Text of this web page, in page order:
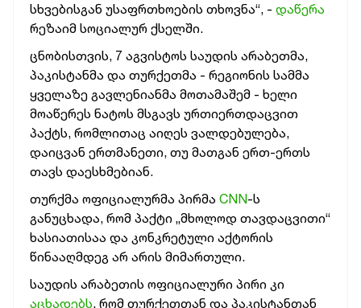
სხვებისგან უსაფრთხოების თხოვნა“, - დაწერა
რეზაიმ სოციალურ ქსელში.
ცნობისთვის, 7 აგვისტოს საუდის არაბეთმა,
პაკისტანმა და თურქეთმა - რეგიონის სამმა
ყველაზე გავლენიანმა მოთამაშემ - ხელი
მოაწერეს ნატოს მსგავს ურთიერთდაცვით
პაქტს, რომლითაც აიღეს ვალდებულება,
დაიცვან ერთმანეთი, თუ მათგან ერთ-ერთს
თავს დაესხმებიან.
თურქმა ოფიციალურმა პირმა CNN-ს
განუცხადა, რომ პაქტი „მხოლოდ თავდაცვითი“
ხასიათისაა და კონკრეტული აქტორის
წინააღმდეგ არ არის მიმართული.
საუდის არაბეთის ოფიციალური პირი კი
აცხადებს, რომ თურქეთთან და პაკისტანთან